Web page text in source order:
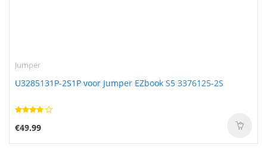
Jumper
U3285131P-2S1P voor Jumper EZbook S5 3376125-2S
€49.99